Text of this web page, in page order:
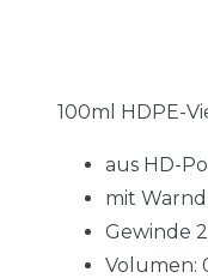
100ml HDPE-
aus HD-
mit
Gewinde
Volumen: